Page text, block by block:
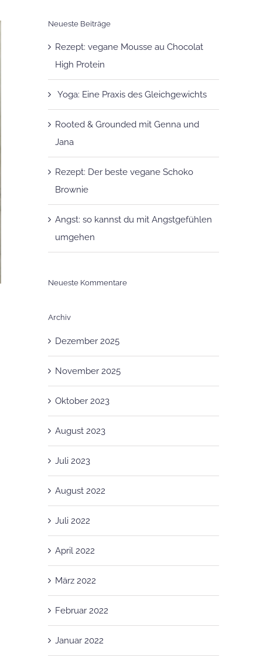
Neueste Beiträge
Rezept: vegane Mousse au Chocolat
High Protein
Yoga: Eine Praxis des Gleichgewichts
Rooted & Grounded mit Genna und
Jana
Rezept: Der beste vegane Schoko
Brownie
Angst: so kannst du mit Angstgefühlen
umgehen
Neueste Kommentare
Archiv
Dezember 2025
November 2025
Oktober 2023
August 2023
Juli 2023
August 2022
Juli 2022
April 2022
März 2022
Februar 2022
Januar 2022